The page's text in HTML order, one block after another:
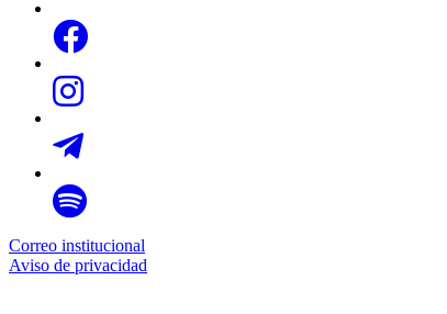
Correo institucional
Aviso de privacidad